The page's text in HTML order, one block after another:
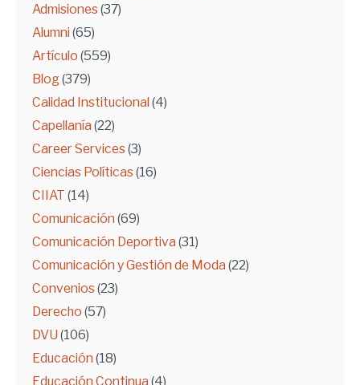
Admisiones (37)
Alumni (65)
Artículo (559)
Blog(379)
Calidad Institucional (4)
Capellanía (22)
Career Services (3)
Ciencias Políticas (16)
CIIAT (14)
Comunicación (69)
Comunicación Deportiva (31)
Comunicación y Gestión de Moda (22)
Convenios (23)
Derecho (57)
DVU (106)
Educación (18)
Educación Continua (4)